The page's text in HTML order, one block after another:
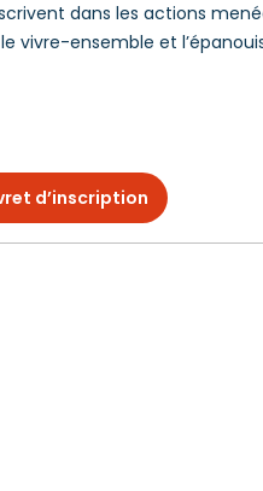
dans les actions
vivre-ensemble et
d’inscription